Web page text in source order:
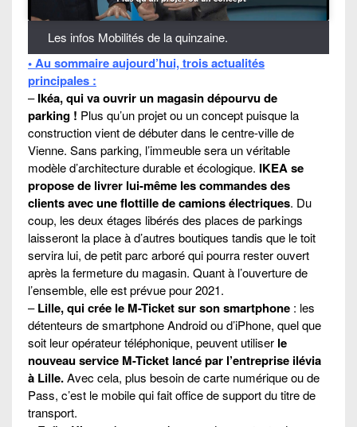
Les infos Mobilités de la quinzaine.
• Au sommaire aujourd’hui, trois actualités
principales :
–Ikéa, qui va ouvrir un magasin dépourvu de
parking ! Plus qu’un projet ou un concept puisque la
construction vient de débuter dans le centre-ville de
Vienne. Sans parking, l’immeuble sera un véritable
modèle d’architecture durable et écologique. IKEA se
propose de livrer lui-même les commandes des
clients avec une flottille de camions électriques. Du
coup, les deux étages libérés des places de parkings
laisseront la place à d’autres boutiques tandis que le toit
servira lui, de petit parc arboré qui pourra rester ouvert
après la fermeture du magasin. Quant à l’ouverture de
l’ensemble, elle est prévue pour 2021.
–Lille, qui crée le M-Ticket sur son smartphone : les
détenteurs de smartphone Android ou d’iPhone, quel que
soit leur opérateur téléphonique, peuvent utiliser le
nouveau service M-Ticket lancé par l’entreprise ilévia
à Lille.Avec cela, plus besoin de carte numérique ou de
Pass, c’est le mobile qui fait office de support du titre de
transport.